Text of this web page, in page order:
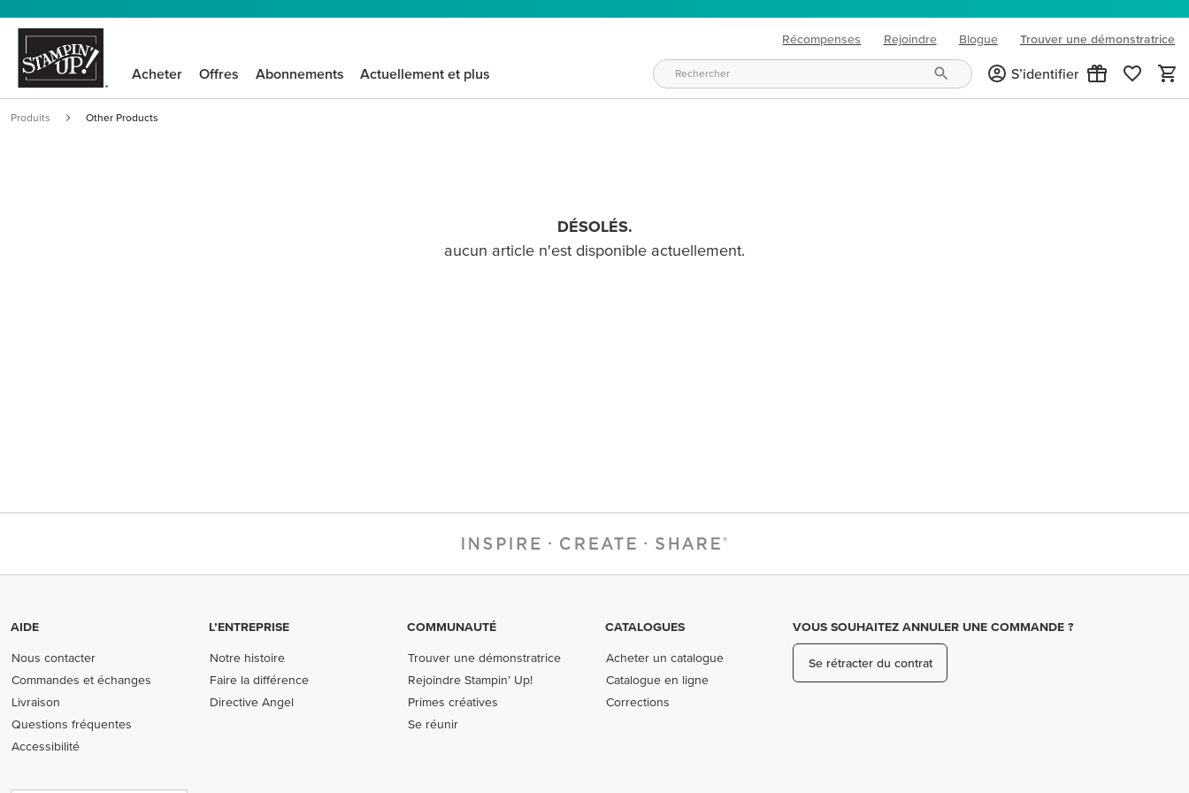
Récompenses Rejoindre Blogue
(opens in new tab)
Trouver une démonstratrice
Acheter Offres Abonnements Actuellement et plus S’identifier
Produits Other Products
DÉSOLÉS.
aucun article n'est disponible actuellement.
AIDE
Nous contacter
Commandes et échanges
Livraison
Questions fréquentes
Accessibilité
L’ENTREPRISE
Notre histoire
Faire la différence
Directive Angel
COMMUNAUTÉ
Trouver une démonstratrice
Rejoindre Stampin’ Up!
Primes créatives
Se réunir
CATALOGUES
Acheter un catalogue
Catalogue en ligne
Corrections
VOUS SOUHAITEZ ANNULER UNE COMMANDE ?
Se rétracter du contrat